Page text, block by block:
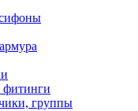
фитинги
группы